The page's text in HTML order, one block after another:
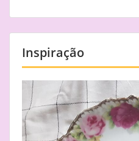
Inspiração